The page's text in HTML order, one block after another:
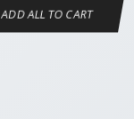
ADD ALL TO CART